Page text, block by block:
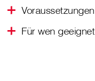
Voraussetzungen
Für wen geeignet